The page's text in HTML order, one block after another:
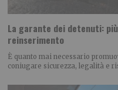
La garante dei detenuti:
reinserimento
È quanto mai necessario
coniugare sicurezza, legalità e